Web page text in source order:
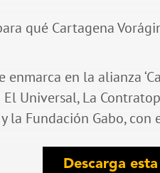
enmarca en la alianza
Universal, La
la Fundación Gabo,
Descarga